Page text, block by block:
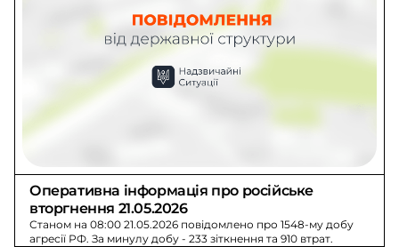
Оперативна інформація про російське
вторгнення 21.05.2026
Станом на 08:00 21.05.2026 повідомлено про 1548-му добу
агресії РФ. За минулу добу - 233 зіткнення та 910 втрат.